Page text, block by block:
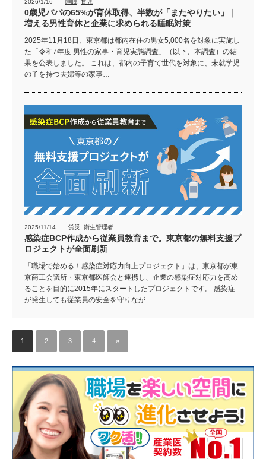
2026/1/16 睡眠 育児
0歳児パパの65%が育休取得、半数が「またやりたい」｜
増える男性育休と企業に求められる睡眠対策
2025年11月18日、東京都は都内在住の男女5,000名を対象に実施し
た「令和7年度 男性の家事・育児実態調査」（以下、本調査）の結
果を公表しました。 これは、都内の子育て世代を対象に、未就学児
の子を持つ夫婦等の家事…
2025/11/14 労災 衛生管理者
感染症BCP作成から従業員教育まで。東京都の無料支援プ
ロジェクトが全面刷新
「職場で始める！感染症対応力向上プロジェクト」は、東京都が東
京商工会議所・東京都医師会と連携し、企業の感染症対応力を高め
ることを目的に2015年にスタートしたプロジェクトです。 感染症
が発生しても従業員の安全を守りなが…
1 2 3 4 »